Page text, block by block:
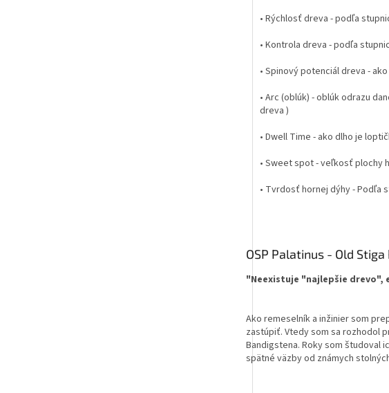
• Rýchlosť dreva - podľa
• Kontrola dreva - podľa
• Spinový potenciál dreva -
• Arc (oblúk) - oblúk odrazu
dreva )
• Dwell Time - ako dlho je
• Sweet spot - veľkosť plochy
• Tvrdosť hornej dýhy - Podľa
OSP Palatinus - Old
"Neexistuje "najlepšie drevo",
Ako remeselník a inžinier som
zastúpiť. Vtedy som sa rozhodol
Bandigstena. Roky som študoval
spätné väzby od známych